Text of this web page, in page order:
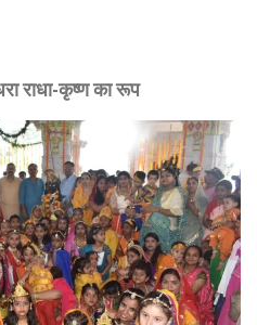
राधा-कृष्ण का रूप